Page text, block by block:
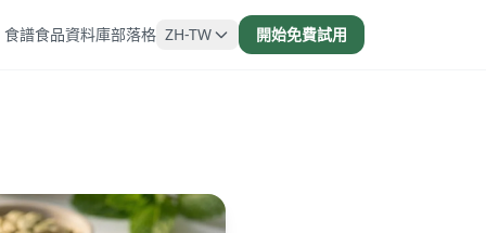
食譜食品資料庫部落格 ZH-TW 開始免費試用